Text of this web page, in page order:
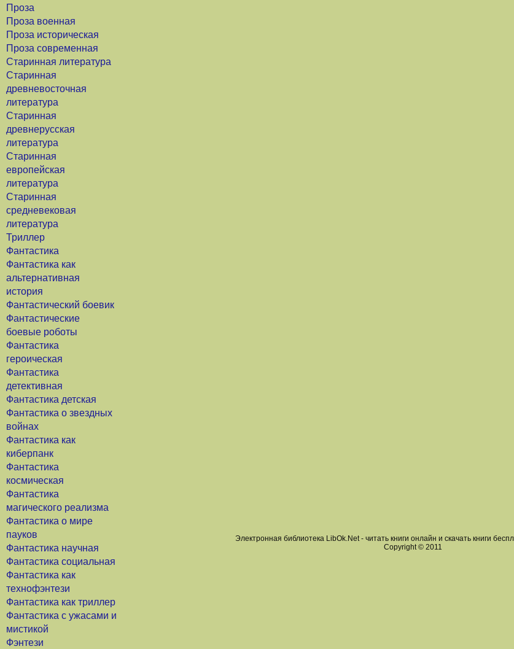
Проза
Проза военная
Проза историческая
Проза современная
Старинная литература
Старинная
древневосточная
литература
Старинная
древнерусская
литература
Старинная
европейская
литература
Старинная
средневековая
литература
Триллер
Фантастика
Фантастика как
альтернативная
история
Фантастический боевик
Фантастические
боевые роботы
Фантастика
героическая
Фантастика
детективная
Фантастика детская
Фантастика о звездных
войнах
Фантастика как
киберпанк
Фантастика
космическая
Фантастика
магического реализма
Фантастика о мире
пауков
Фантастика научная
Фантастика социальная
Фантастика как
технофэнтези
Фантастика как триллер
Фантастика с ужасами и
мистикой
Фэнтези
Электронная библиотека LibOk.Net - читать книги онлайн и скачать книги
Copyright © 2011